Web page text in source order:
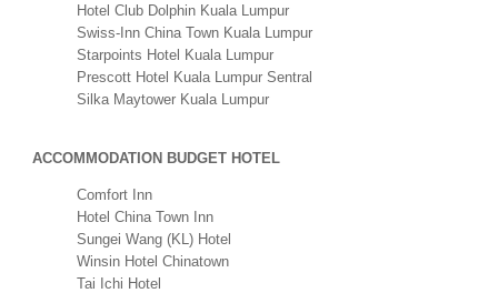
Hotel Club Dolphin Kuala Lumpur
Swiss-Inn China Town Kuala Lumpur
Starpoints Hotel Kuala Lumpur
Prescott Hotel Kuala Lumpur Sentral
Silka Maytower Kuala Lumpur
ACCOMMODATION BUDGET HOTEL
Comfort Inn
Hotel China Town Inn
Sungei Wang (KL) Hotel
Winsin Hotel Chinatown
Tai Ichi Hotel